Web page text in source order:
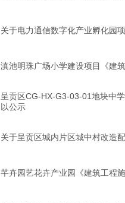
关于电力通信数字化产业孵化园
滇池明珠广场小学建设项目《建
呈贡区CG-HX-G3-03-01地块中
以公示
关于呈贡区城内片区城中村改造
芊卉园艺花卉产业园《建筑工程